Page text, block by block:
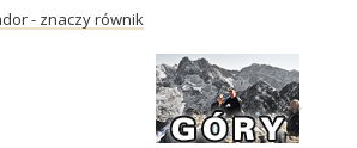
- znaczy równik